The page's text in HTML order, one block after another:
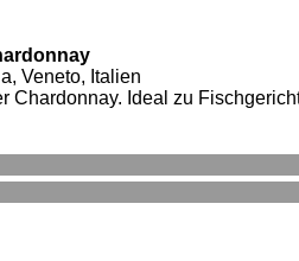
Veneto, Italien
Chardonnay. Ideal zu